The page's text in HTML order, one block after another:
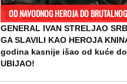
OD NAVODNOG HEROJA DO
GENERAL IVAN STRELJAO
GA SLAVILI KAO HEROJA
godina kasnije išao od kuće
UBIJAO!